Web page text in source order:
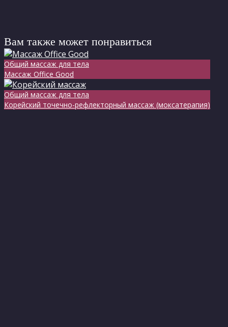
Вам также может понравиться
Общий массаж для тела
Массаж Оffice Good
Общий массаж для тела
Корейский точечно-рефлекторный массаж (моксатерапия)